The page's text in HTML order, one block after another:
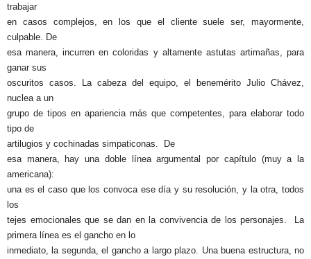
trabajar
en casos complejos, en los que el cliente suele ser, mayormente,
culpable. De
esa manera, incurren en coloridas y altamente astutas artimañas, para
ganar sus
oscuritos casos. La cabeza del equipo, el benemérito Julio Chávez,
nuclea a un
grupo de tipos en apariencia más que competentes, para elaborar todo
tipo de
artilugios y cochinadas simpaticonas.
De
esa manera, hay una doble línea argumental por capítulo (muy a la
americana):
una es el caso que los convoca ese día y su resolución, y la otra, todos
los
tejes emocionales que se dan en la convivencia de los personajes.
La
primera línea es el gancho en lo
inmediato, la segunda, el gancho a largo plazo. Una buena estructura, no